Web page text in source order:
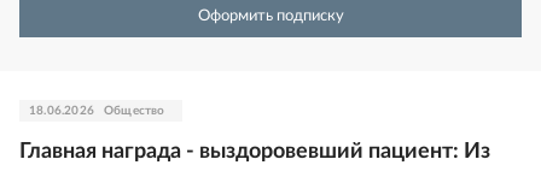
Оформить подписку
18.06.2026 Общество
Главная награда - выздоровевший пациент: Из